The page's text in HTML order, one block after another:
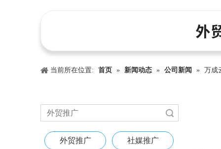
外
当前所在位置: 首页 » 新闻动态 » 公司新闻 » 万成
外贸推广 社媒推广